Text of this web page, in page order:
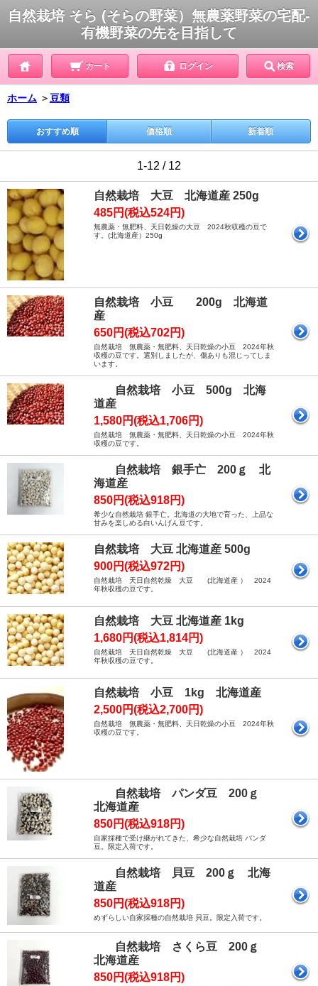
自然栽培 そら (そらの野菜）無農薬野菜の宅配-
有機野菜の先を目指して
カート ログイン 検索
ホーム ＞ 豆類
おすすめ順 価格順 新着順
1-12 / 12
自然栽培 大豆 北海道産 250g
485円(税込524円)
無農薬・無肥料、天日乾燥の大豆 2024秋収穫の豆で
す。(北海道産）250g
自然栽培 小豆 200g 北海道
産
650円(税込702円)
自然栽培 無農薬・無肥料、天日乾燥の小豆 2024年秋
収穫の豆です。選別しましたが、傷ありも混じってしま
います。
自然栽培 小豆 500g 北海
道産
1,580円(税込1,706円)
自然栽培 無農薬・無肥料、天日乾燥の小豆 2024年秋
収穫の豆です。
自然栽培 銀手亡 200ｇ 北
海道産
850円(税込918円)
希少な自然栽培 銀手亡。北海道の大地で育った、上品な
甘みを楽しめる白いんげん豆です。
自然栽培 大豆 北海道産 500g
900円(税込972円)
自然栽培 天日自然乾燥 大豆 (北海道産 ） 2024
年秋収穫の豆です。
自然栽培 大豆 北海道産 1kg
1,680円(税込1,814円)
自然栽培 天日自然乾燥 大豆 (北海道産 ） 2024
年秋収穫の豆です。
自然栽培 小豆 1kg 北海道産
2,500円(税込2,700円)
自然栽培 無農薬・無肥料、天日乾燥の小豆 2024年秋
収穫の豆です。
自然栽培 パンダ豆 200ｇ
北海道産
850円(税込918円)
自家採種で受け継がれてきた、希少な自然栽培 パンダ
豆。限定入荷です。
自然栽培 貝豆 200ｇ 北海
道産
850円(税込918円)
めずらしい自家採種の自然栽培 貝豆。限定入荷です。
自然栽培 さくら豆 200ｇ
北海道産
850円(税込918円)